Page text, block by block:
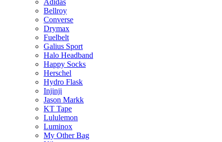
Adidas
Bellroy
Converse
Drymax
Fuelbelt
Galius Sport
Halo Headband
Happy Socks
Herschel
Hydro Flask
Injinji
Jason Markk
KT Tape
Lululemon
Luminox
My Other Bag